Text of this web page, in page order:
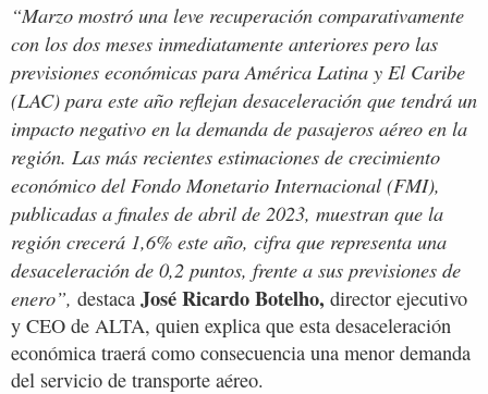
“Marzo mostró una leve recuperación comparativamente
con los dos meses inmediatamente anteriores pero las
previsiones económicas para América Latina y El Caribe
(LAC) para este año reflejan desaceleración que tendrá un
impacto negativo en la demanda de pasajeros aéreo en la
región. Las más recientes estimaciones de crecimiento
económico del Fondo Monetario Internacional (FMI),
publicadas a finales de abril de 2023, muestran que la
región crecerá 1,6% este año, cifra que representa una
desaceleración de 0,2 puntos, frente a sus previsiones de
enero”, destaca José Ricardo Botelho, director ejecutivo
y CEO de ALTA, quien explica que esta desaceleración
económica traerá como consecuencia una menor demanda
del servicio de transporte aéreo.